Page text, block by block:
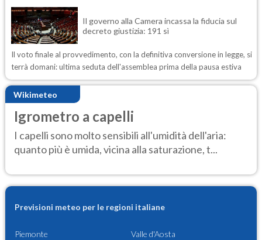
Il governo alla Camera incassa la fiducia sul
decreto giustizia: 191 sì
Il voto finale al provvedimento, con la definitiva conversione in legge, si
terrà domani: ultima seduta dell'assemblea prima della pausa estiva
Wikimeteo
Igrometro a capelli
I capelli sono molto sensibili all'umidità dell'aria:
quanto più è umida, vicina alla saturazione, t...
Previsioni meteo per le regioni italiane
Piemonte Valle d'Aosta